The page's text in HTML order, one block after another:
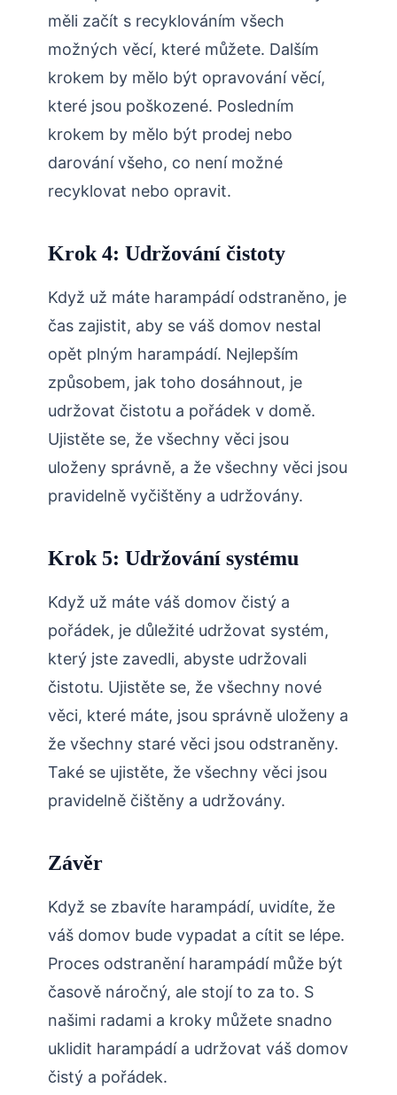
měli začít s recyklováním všech
možných věcí, které můžete. Dalším
krokem by mělo být opravování věcí,
které jsou poškozené. Posledním
krokem by mělo být prodej nebo
darování všeho, co není možné
recyklovat nebo opravit.
Krok 4: Udržování čistoty
Když už máte harampádí odstraněno, je
čas zajistit, aby se váš domov nestal
opět plným harampádí. Nejlepším
způsobem, jak toho dosáhnout, je
udržovat čistotu a pořádek v domě.
Ujistěte se, že všechny věci jsou
uloženy správně, a že všechny věci jsou
pravidelně vyčištěny a udržovány.
Krok 5: Udržování systému
Když už máte váš domov čistý a
pořádek, je důležité udržovat systém,
který jste zavedli, abyste udržovali
čistotu. Ujistěte se, že všechny nové
věci, které máte, jsou správně uloženy a
že všechny staré věci jsou odstraněny.
Také se ujistěte, že všechny věci jsou
pravidelně čištěny a udržovány.
Závěr
Když se zbavíte harampádí, uvidíte, že
váš domov bude vypadat a cítit se lépe.
Proces odstranění harampádí může být
časově náročný, ale stojí to za to. S
našimi radami a kroky můžete snadno
uklidit harampádí a udržovat váš domov
čistý a pořádek.